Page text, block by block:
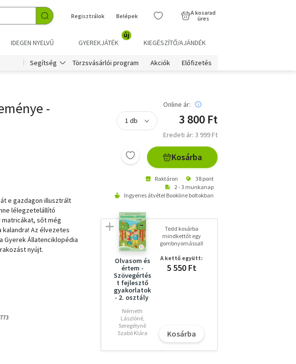
Regisztrálok Belépek
A kosarad
üres
IDEGEN NYELVŰ GYEREKJÁTÉK
új
KIEGÉSZÍTŐ/AJÁNDÉK
Segítség Törzsvásárlói program Akciók Előfizetés
-
e gazdagon illusztrált
lélegzetelállító
sőt még
Az élvezetes
Gyerek Állatenciklopédia
nyújt.
Online ár:
3 800 Ft
Eredeti ár: 3 999 Ft
Kosárba
Raktáron
38 pont
2 - 3 munkanap
Ingyenes átvétel Bookline boltokban
Olvasom és
értem -
Szövegértés
t fejlesztő
gyakorlatok
- 2. osztály
Németh
Lászlóné,
Seregélyné
Szabó Klára
Tedd kosárba
mindkettőt egy
gombnyomással!
A kettő együtt:
5 550 Ft
Kosárba